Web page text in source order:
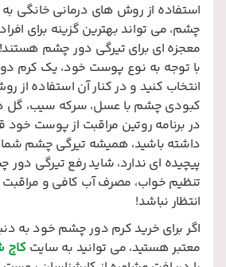
استفاده از روش های درمانی خانگی
چشم، می تواند بهترین گزینه برای
معجزه ای برای تیرگی دور چشم
با توجه به نوع پوست خود، یک کرم
انتخاب کنید و در کنار آن استفاده از
کبودی چشم با عسل، سرکه سیب، گل
در برنامه روتین مراقبت از پوست خود
داشته باشید، همیشه تیرگی چشم
پیچیده ای ندارد، شاید رفع تیرگی
تنظیم خواب، مصرف آب کافی و مراقبت
انتظار نباشد!
اگر برای خرید کرم دور چشم خود به
معتبر هستید، می توانید به سایتکاج